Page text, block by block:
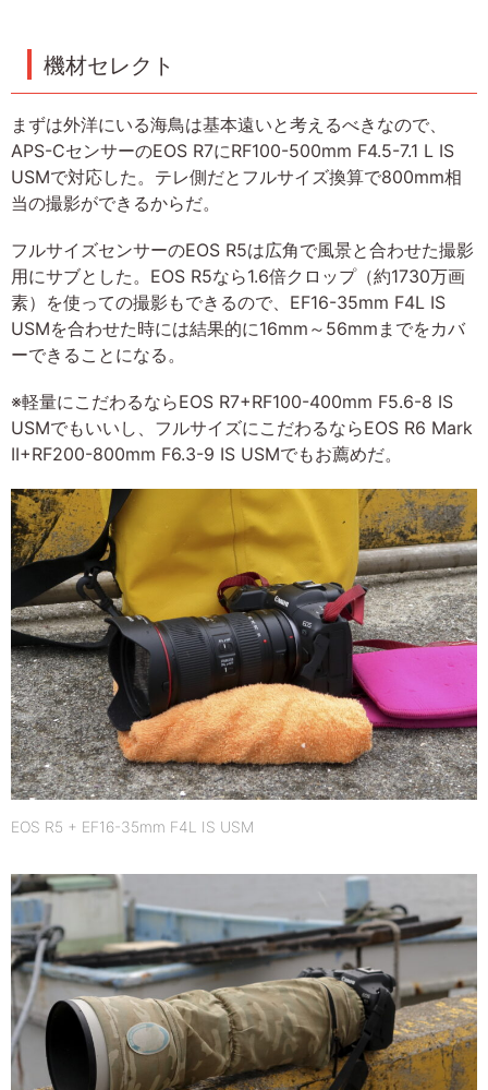
機材セレクト
まずは外洋にいる海鳥は基本遠いと考えるべきなので、
APS-CセンサーのEOS R7にRF100-500mm F4.5-7.1 L IS
USMで対応した。テレ側だとフルサイズ換算で800mm相
当の撮影ができるからだ。
フルサイズセンサーのEOS R5は広角で風景と合わせた撮影
用にサブとした。EOS R5なら1.6倍クロップ（約1730万画
素）を使っての撮影もできるので、EF16-35mm F4L IS
USMを合わせた時には結果的に16mm～56mmまでをカバ
ーできることになる。
※軽量にこだわるならEOS R7+RF100-400mm F5.6-8 IS
USMでもいいし、フルサイズにこだわるならEOS R6 Mark
II+RF200-800mm F6.3-9 IS USMでもお薦めだ。
EOS R5 + EF16-35mm F4L IS USM